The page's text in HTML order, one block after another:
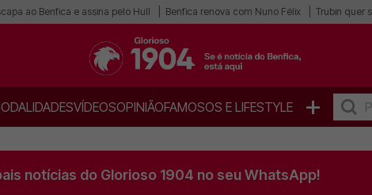
ao Benfica e assina pelo Hull Benfica renova com Nuno Félix Trubin quer
VÍDEOSOPINIÃOFAMOSOS E LIFESTYLE +
notícias do Glorioso 1904 no seu WhatsApp!